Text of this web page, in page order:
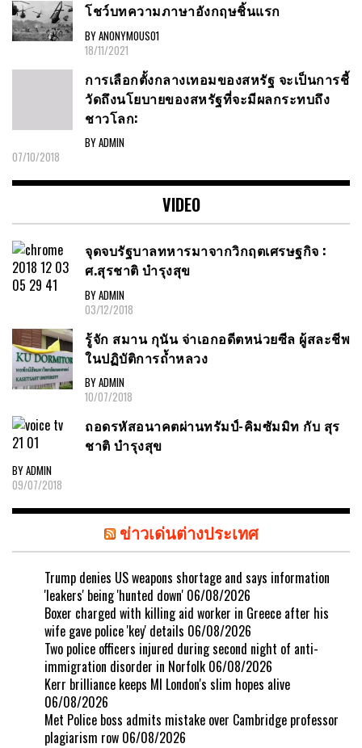
โชว์บทความภาษาอังกฤษชิ้นแรก
BY ANONYMOUS01
18/11/2021
การเลือกตั้งกลางเทอมของสหรัฐ จะเป็นการชี้
วัดถึงนโยบายของสหรัฐที่จะมีผลกระทบถึง
ชาวโลก:
BY ADMIN
07/10/2018
VIDEO
จุดจบรัฐบาลทหารมาจากวิกฤตเศรษฐกิจ :
ศ.สุรชาติ บำรุงสุข
BY ADMIN
03/12/2018
รู้จัก สมาน กุนัน จ่าเอกอดีตหน่วยซีล ผู้สละชีพ
ในปฏิบัติการถ้ำหลวง
BY ADMIN
10/07/2018
ถอดรหัสอนาคตผ่านทรัมป์-คิมซัมมิท กับ สุร
ชาติ บำรุงสุข
BY ADMIN
09/07/2018
ข่าวเด่นต่างประเทศ
Trump denies US weapons shortage and says information
'leakers' being 'hunted down' 06/08/2026
Boxer charged with killing aid worker in Greece after his
wife gave police 'key' details 06/08/2026
Two police officers injured during second night of anti-
immigration disorder in Norfolk 06/08/2026
Kerr brilliance keeps MI London's slim hopes alive
06/08/2026
Met Police boss admits mistake over Cambridge professor
plagiarism row 06/08/2026